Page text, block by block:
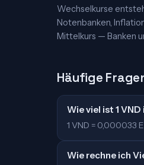
Wechselkurse
Notenbanken,
Mittelkurs — Banken
Häufige
Wie viel ist 1 VND
1 VND = 0,000033
Wie rechne ich